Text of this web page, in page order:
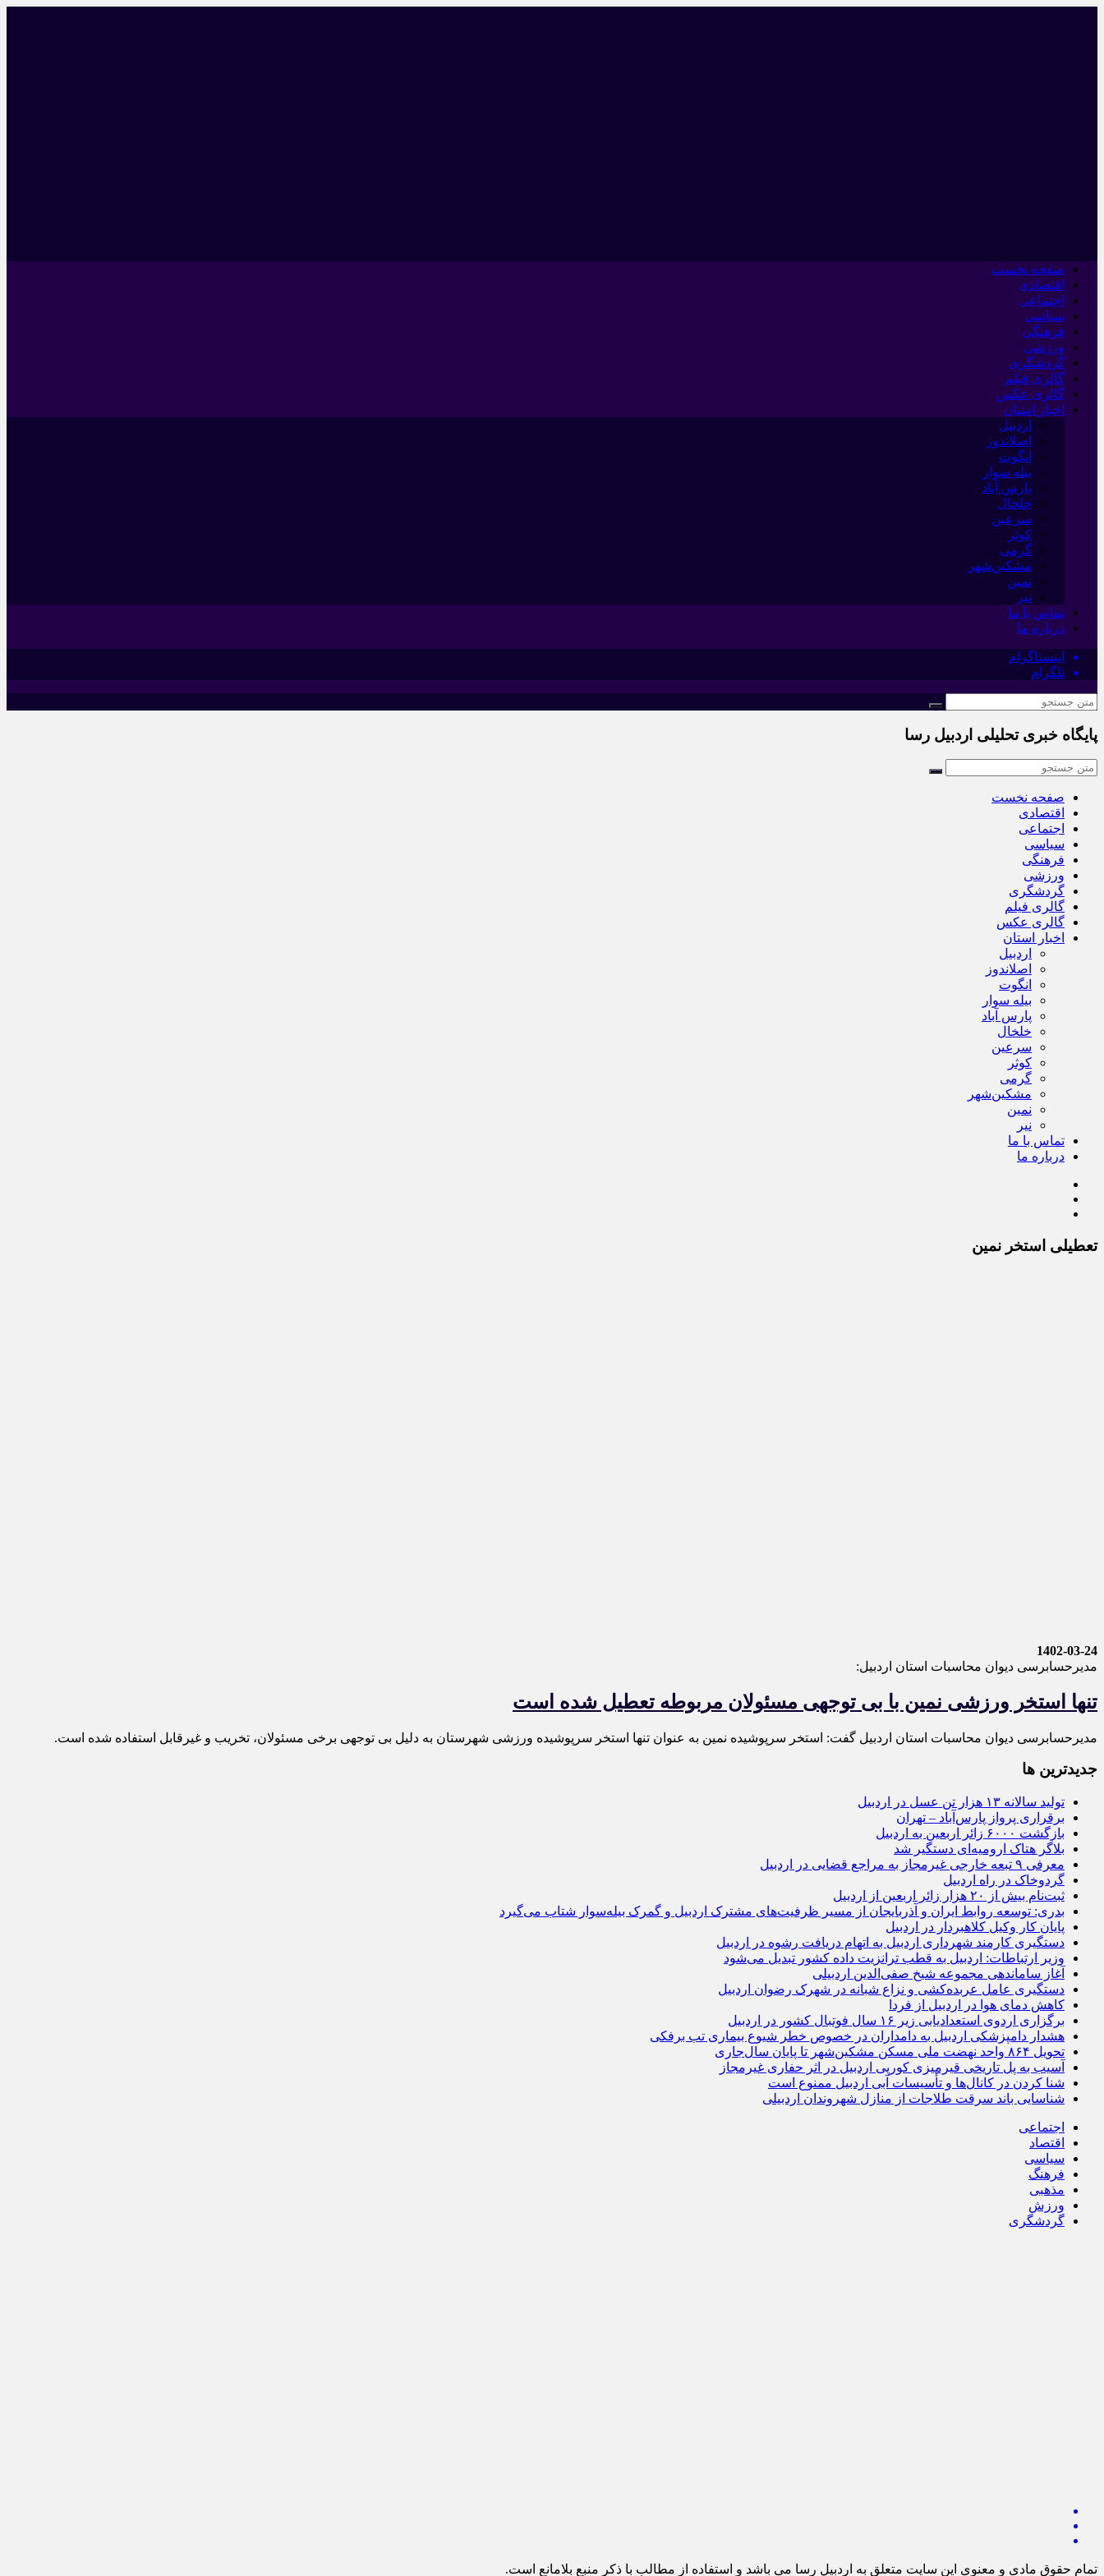
صفحه نخست
اقتصادی
اجتماعی
سیاسی
فرهنگی
ورزشی
گردشگری
گالری فیلم
گالری عکس
اخبار استان
اردبیل
اصلاندوز
انگوت
بیله سوار
پارس آباد
خلخال
سرعین
کوثر
گرمی
مشکین‌شهر
نمین
نیر
تماس با ما
درباره ما
اینستاگرام
تلگرام
پایگاه خبری تحلیلی اردبیل رسا
صفحه نخست
اقتصادی
اجتماعی
سیاسی
فرهنگی
ورزشی
گردشگری
گالری فیلم
گالری عکس
اخبار استان
اردبیل
اصلاندوز
انگوت
بیله سوار
پارس آباد
خلخال
سرعین
کوثر
گرمی
مشکین‌شهر
نمین
نیر
تماس با ما
درباره ما
تعطیلی استخر نمین
1402-03-24
مدیرحسابرسی دیوان محاسبات استان اردبیل:
تنها استخر ورزشی نمین با بی توجهی مسئولان مربوطه تعطیل شده است
مدیرحسابرسی دیوان محاسبات استان اردبیل گفت: استخر سرپوشیده نمین به عنوان تنها استخر سرپوشیده ورزشی شهرستان به دلیل بی توجهی برخی مسئولان، تخریب و غیرقابل استفاده شده است.
جديدترين ها
تولید سالانه ۱۳ هزار تن عسل در اردبیل
برقراری پرواز پارس‌آباد – تهران
بازگشت ۶۰۰۰ زائر اربعین به اردبیل
بلاگر هتاک ارومیه‌ای دستگیر شد
معرفی ۹ تبعه خارجی غیرمجاز به مراجع قضایی در اردبیل
گردوخاک در راه اردبیل
ثبت‌نام بیش از ۲۰ هزار زائر اربعین از اردبیل
بدری: توسعه روابط ایران و آذربایجان از مسیر ظرفیت‌های مشترک اردبیل و گمرک بیله‌سوار شتاب می‌گیرد
پایان کار وکیل کلاهبردار در اردبیل
دستگیری کارمند شهرداری اردبیل به اتهام دریافت رشوه در اردبیل
وزیر ارتباطات: اردبیل به قطب ترانزیت داده کشور تبدیل می‌شود
آغاز ساماندهی مجموعه شیخ صفی‌الدین اردبیلی
دستگیری عامل عربده‌کشی و نزاع شبانه در شهرک رضوان اردبیل
کاهش دمای هوا در اردبیل از فردا
برگزاری اردوی استعدادیابی زیر ۱۶ سال فوتبال کشور در اردبیل
هشدار دامپزشکی اردبیل به دامداران در خصوص خطر شیوع بیماری تب برفکی
تحویل ۸۶۴ واحد نهضت ملی مسکن مشکین‌شهر تا پایان سال‌جاری
آسیب به پل تاریخی قیرمیزی کورپی اردبیل در اثر حفاری غیرمجاز
شنا کردن در کانال‌ها و تأسیسات آبی اردبیل ممنوع است
شناسایی باند سرقت طلاجات از منازل شهروندان اردبیلی
اجتماعی
اقتصاد
سیاسی
فرهنگ
مذهبی
ورزش
گردشگری
تمام حقوق مادی و معنوی این سایت متعلق به اردبیل رسا می باشد و استفاده از مطالب با ذکر منبع بلامانع است.